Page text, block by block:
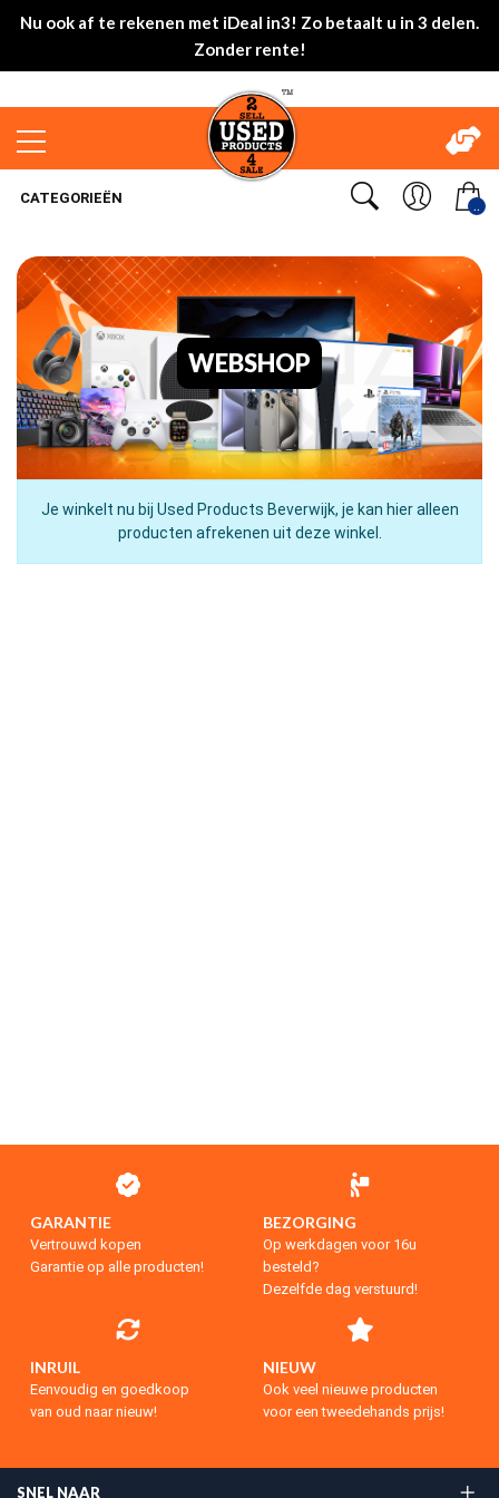
Nu ook af te rekenen met iDeal in3! Zo betaalt u in 3 delen.
Zonder rente!
..
CATEGORIEËN
WEBSHOP
Je winkelt nu bij Used Products Beverwijk, je kan hier alleen
producten afrekenen uit deze winkel.
GARANTIE
Vertrouwd kopen
Garantie op alle producten!
BEZORGING
Op werkdagen voor 16u
besteld?
Dezelfde dag verstuurd!
INRUIL
Eenvoudig en goedkoop
van oud naar nieuw!
NIEUW
Ook veel nieuwe producten
voor een tweedehands prijs!
SNEL NAAR